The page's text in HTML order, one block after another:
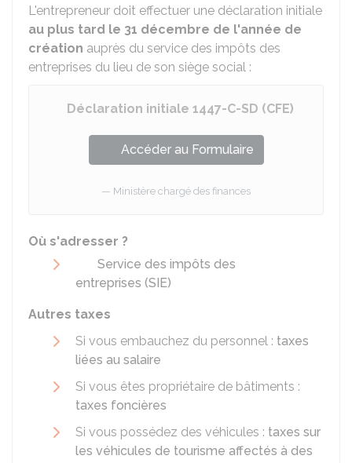
L'entrepreneur doit effectuer une déclaration initiale
au plus tard le 31 décembre de l'année de
création auprès du service des impôts des
entreprises du lieu de son siège social :
Déclaration initiale 1447-C-SD (CFE)
Accéder au Formulaire
Ministère chargé des finances
Où s'adresser ?
Service des impôts des
entreprises (SIE)
Autres taxes
Si vous embauchez du personnel : taxes
liées au salaire
Si vous êtes propriétaire de bâtiments :
taxes foncières
Si vous possédez des véhicules : taxes sur
les véhicules de tourisme affectés à des